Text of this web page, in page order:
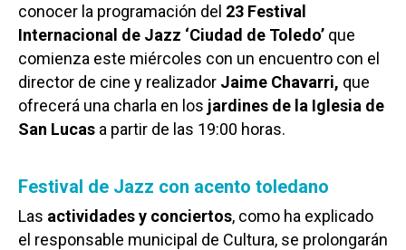
conocer la programación del 23 Festival
Internacional de Jazz ‘Ciudad de Toledo’ que
comienza este miércoles con un encuentro con el
director de cine y realizador Jaime Chavarri, que
ofrecerá una charla en los jardines de la Iglesia de
San Lucas a partir de las 19:00 horas.
Festival de Jazz con acento toledano
Las actividades y conciertos, como ha explicado
el responsable municipal de Cultura, se prolongarán